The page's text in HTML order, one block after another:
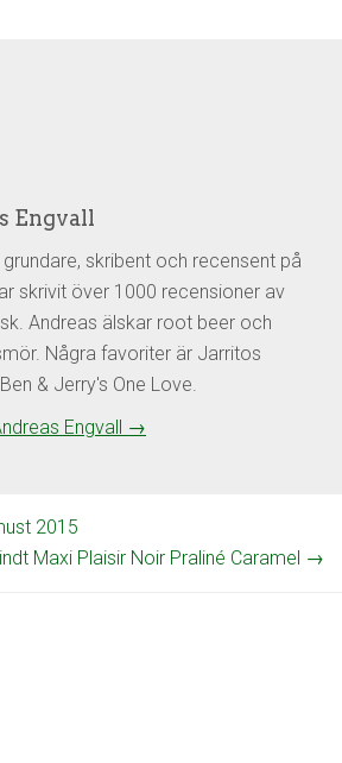
Engvall
skribent och recensent på
skrivit över 1000 recensioner av
Andreas älskar root beer och
Några favoriter är Jarritos
& Jerry's One Love.
Engvall
→
2015
Maxi Plaisir Noir Praliné Caramel →